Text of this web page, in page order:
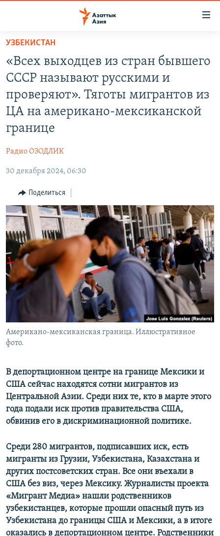
Вернуться
основному
содержанию
главной
навигации
Вернутся
УЗБЕКИСТАН
НА ДРУГИХ ЯЗЫКАХ
ТОҶИКӢ
TÜRKMENÇE
ПОДПИШИТЕСЬ НА НАС В СОЦСЕТЯХ
Все сайты РСЕ/РС
УЗБЕКИСТАН
«Всех выходцев из стран бывшего
СССР называют русскими и
проверяют». Тяготы мигрантов из
ЦА на американо-мексиканской
границе
Радио ОЗОДЛИК
30 декабря 2024, 06:30
Поделиться
Американо-мексиканская граница. Иллюстративное
фото.
В депортационном центре на границе Мексики и
США сейчас находятся сотни мигрантов из
Центральной Азии. Среди них те, кто в марте этого
года подали иск против правительства США,
обвинив его в дискриминационной политике.
Среди 280 мигрантов, подписавших иск, есть
мигранты из Грузии, Узбекистана, Казахстана и
других постсоветских стран. Все они въехали в
США без виз, через Мексику. Журналисты проекта
«Мигрант Медиа» нашли родственников
узбекистанцев, которые прошли опасный путь из
Узбекистана до границы США и Мексики, а в итоге
оказались в депортационном центре. Родственники